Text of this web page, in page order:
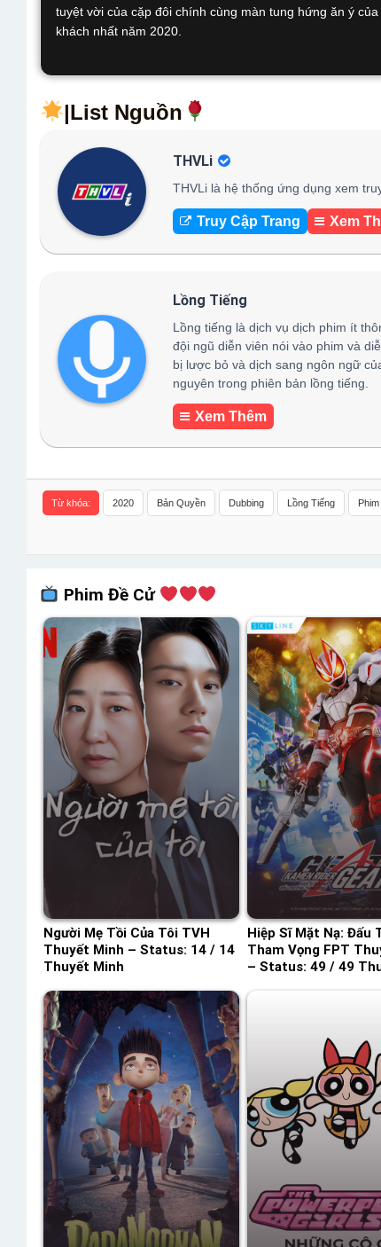
tuyệt vời của cặp đôi chính cùng màn tung hứng ăn ý
khách nhất năm 2020.
|List Nguồn
THVLi
THVLi là hệ thống ứng dụng xem
Truy Cập Trang Xem
Lồng Tiếng
Lồng tiếng là dịch vụ dịch phim ít
đội ngũ diễn viên nói vào phim và
bị lược bỏ và dịch sang ngôn ngữ
nguyên trong phiên bản lồng tiếng.
Xem Thêm
Từ khóa: 2020 Bản Quyền Dubbing Lồng Tiếng
Phim Đề Cử
Người Mẹ Tồi Của Tôi TVH
Thuyết Minh – Status: 14 / 14
Thuyết Minh
Hiệp Sĩ Mặt Nạ: Đấu
Tham Vọng FPT
– Status: 49 / 49